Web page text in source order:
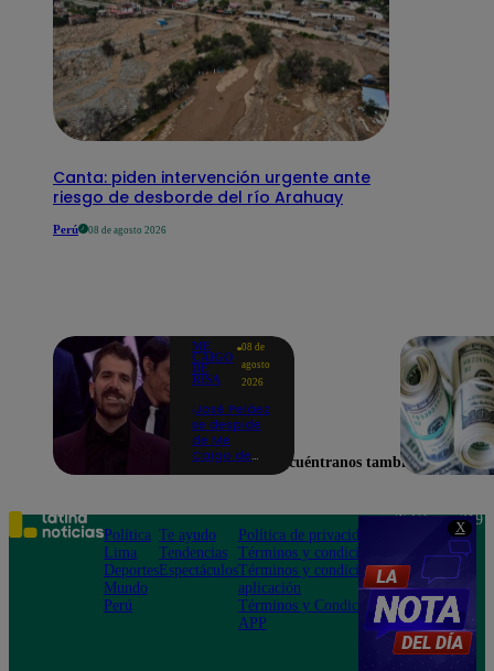
X
Canta: piden intervención urgente ante
riesgo de desborde del río Arahuay
Perú 08 de agosto 2026
ME
CAIGO
DE
RISA
08 de
agosto
2026
¡José Peláez
se despide
de Me
Caigo de
“Lo voy a
extrañar
muchísimo”!
Encuéntranos también en
Política
Lima
Deportes
Mundo
Perú
Te ayudo
Tendencias
Espectáculos
Política de privacidad
Términos y condiciones
Términos y condiciones
aplicación
Términos y Condiciones
APP
Teléfono: 219
Av. San
Felipe 968
Jesús María